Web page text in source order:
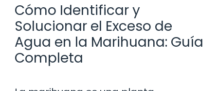
Cómo Identificar y
Solucionar el Exceso de
Agua en la Marihuana: Guía
Completa